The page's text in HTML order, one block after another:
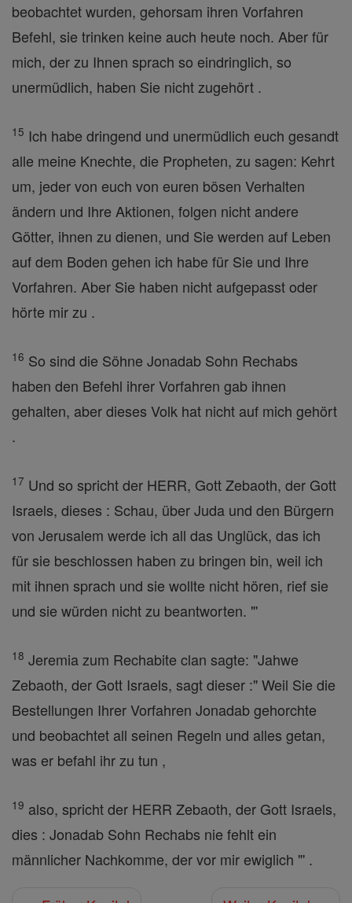
beobachtet wurden, gehorsam ihren Vorfahren
Befehl, sie trinken keine auch heute noch. Aber für
mich, der zu Ihnen sprach so eindringlich, so
unermüdlich, haben Sie nicht zugehört .
15 Ich habe dringend und unermüdlich euch gesandt
alle meine Knechte, die Propheten, zu sagen: Kehrt
um, jeder von euch von euren bösen Verhalten
ändern und Ihre Aktionen, folgen nicht andere
Götter, ihnen zu dienen, und Sie werden auf Leben
auf dem Boden gehen ich habe für Sie und Ihre
Vorfahren. Aber Sie haben nicht aufgepasst oder
hörte mir zu .
16 So sind die Söhne Jonadab Sohn Rechabs
haben den Befehl ihrer Vorfahren gab ihnen
gehalten, aber dieses Volk hat nicht auf mich gehört
.
17 Und so spricht der HERR, Gott Zebaoth, der Gott
Israels, dieses : Schau, über Juda und den Bürgern
von Jerusalem werde ich all das Unglück, das ich
für sie beschlossen haben zu bringen bin, weil ich
mit ihnen sprach und sie wollte nicht hören, rief sie
und sie würden nicht zu beantworten. "'
18 Jeremia zum Rechabite clan sagte: "Jahwe
Zebaoth, der Gott Israels, sagt dieser :" Weil Sie die
Bestellungen Ihrer Vorfahren Jonadab gehorchte
und beobachtet all seinen Regeln und alles getan,
was er befahl ihr zu tun ,
19 also, spricht der HERR Zebaoth, der Gott Israels,
dies : Jonadab Sohn Rechabs nie fehlt ein
männlicher Nachkomme, der vor mir ewiglich "' .